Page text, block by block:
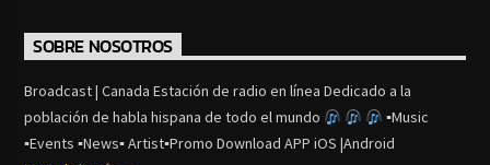
SOBRE NOSOTROS
Broadcast | Canada Estación de radio en línea Dedicado a la
población de habla hispana de todo el mundo
▪Music
▪Events ▪News▪ Artist▪Promo Download APP iOS |Android